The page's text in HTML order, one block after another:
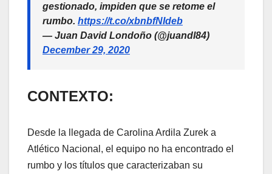
gestionado, impiden que se retome el
rumbo. https://t.co/xbnbfNIdeb
— Juan David Londoño (@juandl84)
December 29, 2020
CONTEXTO:
Desde la llegada de Carolina Ardila Zurek a
Atlético Nacional, el equipo no ha encontrado el
rumbo y los títulos que caracterizaban su